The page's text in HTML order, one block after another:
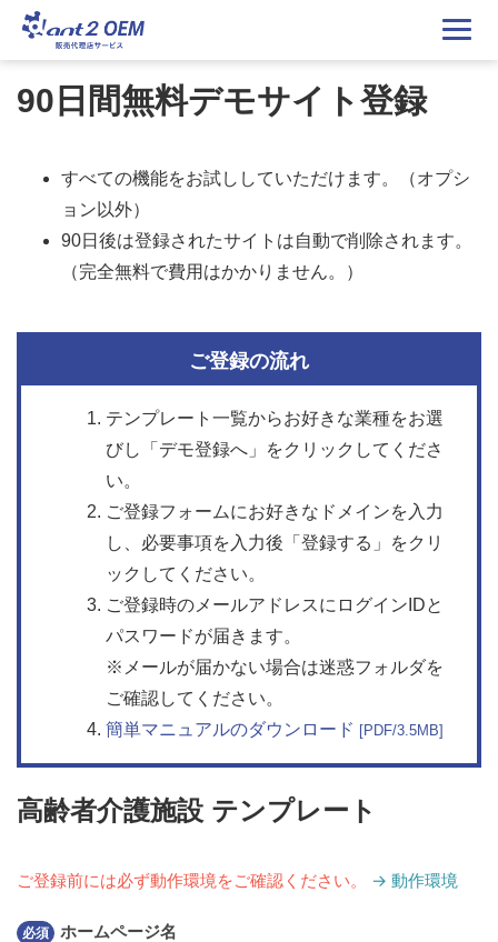
90日間無料デモサイト登録
すべての機能をお試ししていただけます。（オプシ
ョン以外）
90日後は登録されたサイトは自動で削除されます。
（完全無料で費用はかかりません。）
ご登録の流れ
テンプレート一覧からお好きな業種をお選
びし「デモ登録へ」をクリックしてくださ
い。
ご登録フォームにお好きなドメインを入力
し、必要事項を入力後「登録する」をクリ
ックしてください。
ご登録時のメールアドレスにログインIDと
パスワードが届きます。
※メールが届かない場合は迷惑フォルダを
ご確認してください。
簡単マニュアルのダウンロード [PDF/3.5MB]
高齢者介護施設 テンプレート